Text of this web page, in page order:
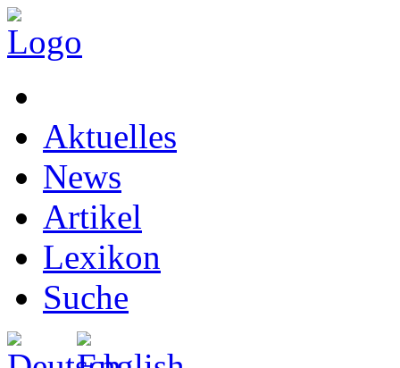
Aktuelles
News
Artikel
Lexikon
Suche